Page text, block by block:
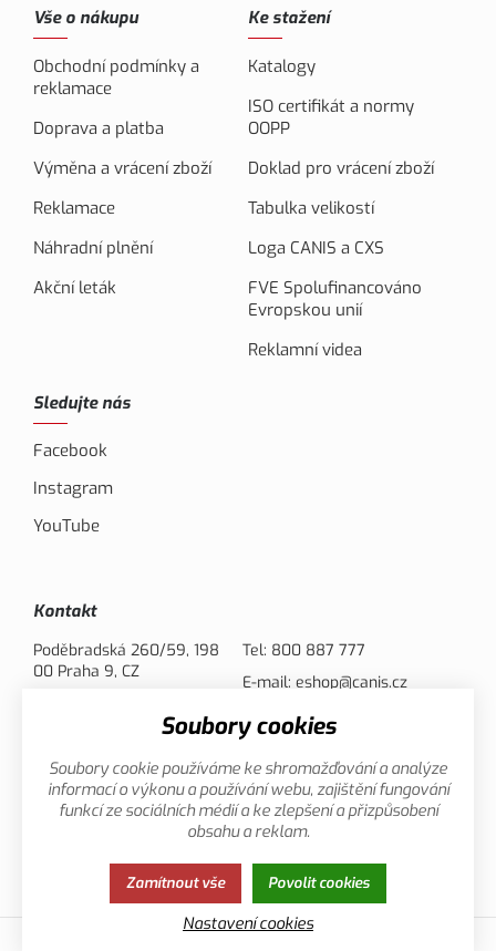
Vše o nákupu
Obchodní podmínky a
reklamace
Doprava a platba
Výměna a vrácení zboží
Reklamace
Náhradní plnění
Akční leták
Ke stažení
Katalogy
ISO certifikát a normy
OOPP
Doklad pro vrácení zboží
Tabulka velikostí
Loga CANIS a CXS
FVE Spolufinancováno
Evropskou unií
Reklamní videa
Sledujte nás
Facebook
Instagram
YouTube
Kontakt
Poděbradská 260/59, 198
00 Praha 9, CZ
Tel: 800 887 777
E-mail: eshop@canis.cz
Možnosti platby
Zásady ochrany osobních údajů
Soubory cookies
Soubory cookie používáme ke shromažďování a analýze
informací o výkonu a používání webu, zajištění fungování
funkcí ze sociálních médií a ke zlepšení a přizpůsobení
obsahu a reklam.
Zamítnout vše Povolit cookies
Nastavení cookies